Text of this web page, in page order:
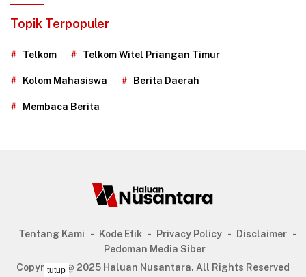
Topik Terpopuler
Telkom Telkom Witel Priangan Timur
Kolom Mahasiswa Berita Daerah
Membaca Berita
Tentang Kami Kode Etik Privacy Policy
Disclaimer
Pedoman Media Siber
Copyright @ 2025 Haluan Nusantara. All Rights Reserved
tutup